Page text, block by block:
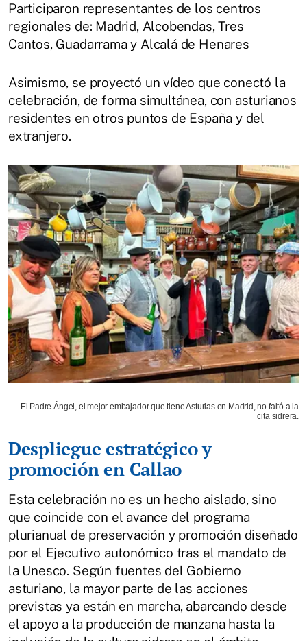
Participaron representantes de los centros
regionales de: Madrid, Alcobendas, Tres
Cantos, Guadarrama y Alcalá de Henares
Asimismo, se proyectó un vídeo que conectó la
celebración, de forma simultánea, con asturianos
residentes en otros puntos de España y del
extranjero.
El Padre Ángel, el mejor embajador que tiene Asturias en Madrid, no faltó a la
cita sidrera.
Despliegue estratégico y
promoción en Callao
Esta celebración no es un hecho aislado, sino
que coincide con el avance del programa
plurianual de preservación y promoción diseñado
por el Ejecutivo autonómico tras el mandato de
la Unesco. Según fuentes del Gobierno
asturiano, la mayor parte de las acciones
previstas ya están en marcha, abarcando desde
el apoyo a la producción de manzana hasta la